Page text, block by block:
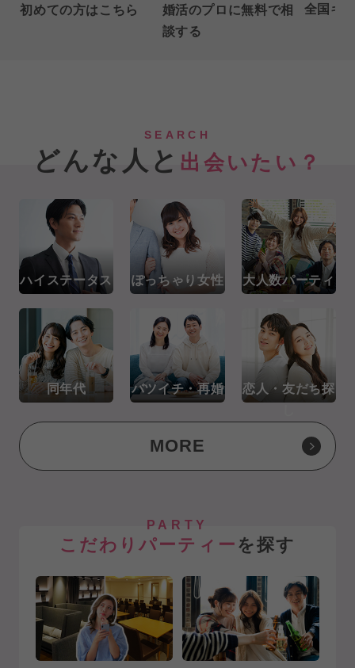
初めての方はこちら
婚活のプロに無料で相
談する
全国キ
SEARCH
どんな人と 出会いたい？
ハイステータス ぽっちゃり女性
大人数パーティ
同年代 バツイチ・再婚
恋人・友だち探
MORE
PARTY
こだわりパーティー を探す